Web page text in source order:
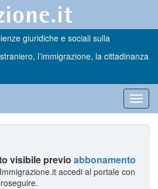
giuridiche e sociali sulla
l’immigrazione, la cittadinanza
visibile previo abbonamento
accedi al portale con